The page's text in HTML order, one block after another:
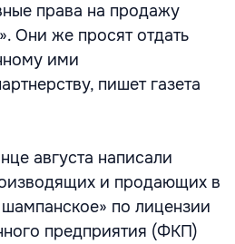
права на продажу
Они же просят отдать
ими
пишет газета
августа написали
и продающих в
по лицензии
предприятия (ФКП)